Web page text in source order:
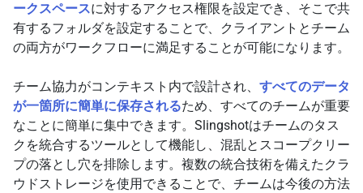
ークスペースに対するアクセス権限を設定でき、そこで共
有するフォルダを設定することで、クライアントとチーム
の両方がワークフローに満足することが可能になります。
チーム協力がコンテキスト内で設計され、 すべてのデータ
が一箇所に簡単に保存されるため、すべてのチームが重要
なことに簡単に集中できます。Slingshotはチームのタス
クを統合するツールとして機能し、混乱とスコープクリー
プの落とし穴を排除します。複数の統合技術を備えたクラ
ウドストレージを使用できることで、チームは今後の方法